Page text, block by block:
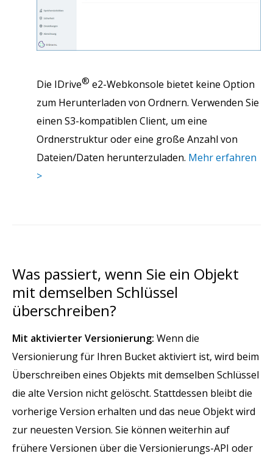
Die IDrive® e2-Webkonsole bietet keine Option
zum Herunterladen von Ordnern. Verwenden Sie
einen S3-kompatiblen Client, um eine
Ordnerstruktur oder eine große Anzahl von
Dateien/Daten herunterzuladen. Mehr erfahren
>
Was passiert, wenn Sie ein Objekt
mit demselben Schlüssel
überschreiben?
Mit aktivierter Versionierung: Wenn die
Versionierung für Ihren Bucket aktiviert ist, wird beim
Überschreiben eines Objekts mit demselben Schlüssel
die alte Version nicht gelöscht. Stattdessen bleibt die
vorherige Version erhalten und das neue Objekt wird
zur neuesten Version. Sie können weiterhin auf
frühere Versionen über die Versionierungs-API oder